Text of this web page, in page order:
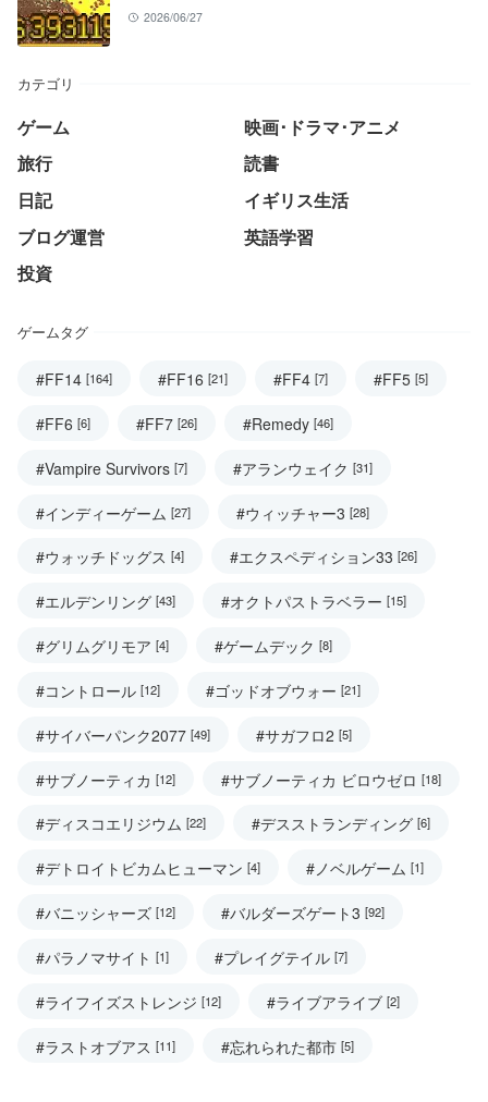
2026/06/27
カテゴリ
ゲーム
映画･ドラマ･アニメ
旅行
読書
日記
イギリス生活
ブログ運営
英語学習
投資
ゲームタグ
#FF14 [164] #FF16 [21] #FF4 [7] #FF5 [5]
#FF6 [6] #FF7 [26] #Remedy [46]
#Vampire Survivors [7] #アランウェイク [31]
#インディーゲーム [27] #ウィッチャー3 [28]
#ウォッチドッグス [4] #エクスペディション33 [26]
#エルデンリング [43] #オクトパストラベラー [15]
#グリムグリモア [4] #ゲームデック [8]
#コントロール [12] #ゴッドオブウォー [21]
#サイバーパンク2077 [49] #サガフロ2 [5]
#サブノーティカ [12] #サブノーティカ ビロウゼロ [18]
#ディスコエリジウム [22] #デスストランディング [6]
#デトロイトビカムヒューマン [4] #ノベルゲーム [1]
#バニッシャーズ [12] #バルダーズゲート3 [92]
#パラノマサイト [1] #プレイグテイル [7]
#ライフイズストレンジ [12] #ライブアライブ [2]
#ラストオブアス [11] #忘れられた都市 [5]